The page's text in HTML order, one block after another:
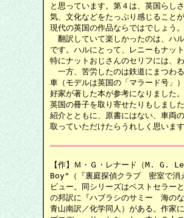
と思っています。第４は、英国らし
気、文化などをたっぷり感じること
現代の英国の作品ならではでしょう
翻訳していて楽しかったのは、ハ
です。ハルにとって、レニーもナッ
特にナットおじさんのセリフには、
一方、苦労したのは鉄道にまつわ
車（モデルは英国の「マラード号」
好家が著した本が参考になりました
英国の冊子を取り寄せたりもしまし
紹介とともに、原書にはない、車両
取っていただけたらうれしく思いま
【作】Ｍ・Ｇ・レナード（M. G.
Boy"（『裏庭探偵クラブ　密室で消
ビュー。同シリーズはベストセラー
の邦訳に『ハブラシのサミー　海の
青山南訳／化学同人）がある。作家